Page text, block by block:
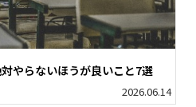
やらないほうが良いこと7選
2026.06.14